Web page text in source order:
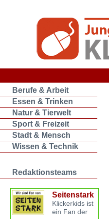
Berufe & Arbeit
Essen & Trinken
Natur & Tierwelt
Sport & Freizeit
Stadt & Mensch
Wissen & Technik
Redaktionsteams
Seitenstark
Klickerkids ist
ein Fan der